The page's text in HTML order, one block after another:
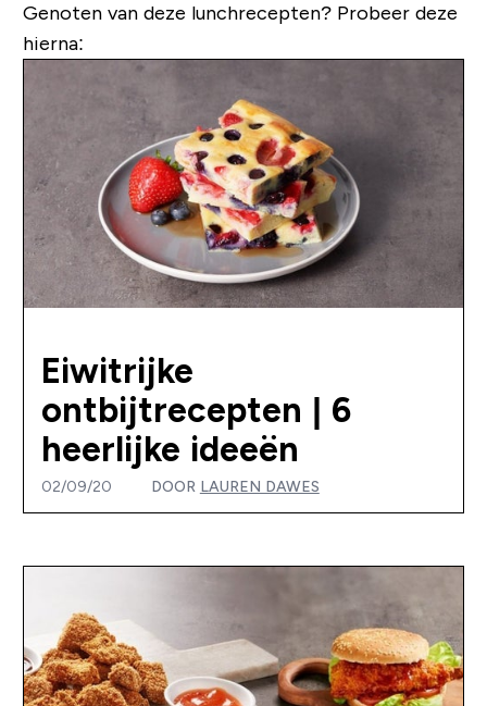
Genoten van deze lunchrecepten? Probeer deze
hierna:
Eiwitrijke
ontbijtrecepten | 6
heerlijke ideeën
02/09/20 DOOR LAUREN DAWES